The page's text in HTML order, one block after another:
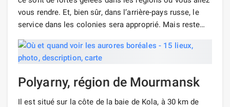
vous rendre. Et, bien sûr, dans l’arrière-pays russe, le
service dans les colonies sera approprié. Mais reste…
Polyarny, région de Mourmansk
Il est situé sur la côte de la baie de Kola, à 30 km de